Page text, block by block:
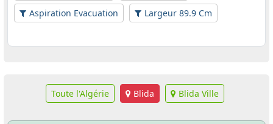
Aspiration Evacuation
Largeur 89.9 Cm
Toute l'Algérie Blida Blida Ville